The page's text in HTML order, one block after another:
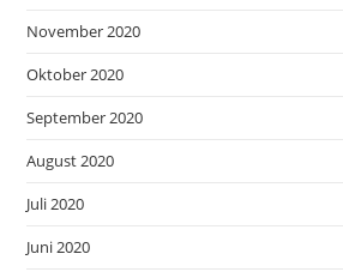
November 2020
Oktober 2020
September 2020
August 2020
Juli 2020
Juni 2020